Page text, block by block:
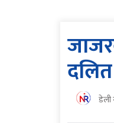
डेली